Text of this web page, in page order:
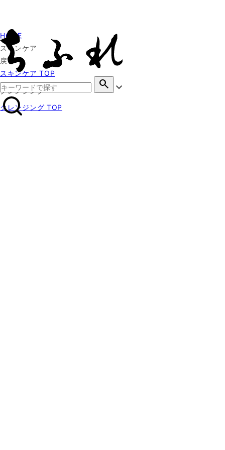
search
HOME
スキンケア
戻る
スキンケア TOP
クレンジング
クレンジング TOP